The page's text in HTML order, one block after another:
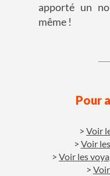
apporté un
même !
Pour
Voir
Voir
Voir les